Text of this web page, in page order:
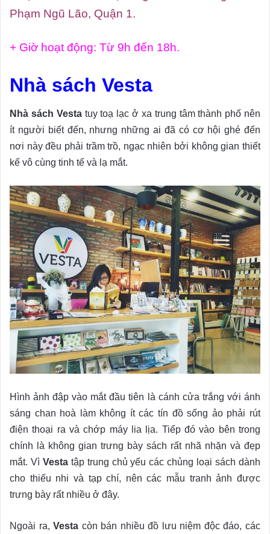
Phạm Ngũ Lão, Quận 1.
+ Giờ hoạt động: Từ 9h đến 18h.
Nhà sách Vesta
Nhà sách Vestatuy toạ lạc ở xa trung tâm thành phố nên
ít người biết đến, nhưng những ai đã có cơ hội ghé đến
nơi này đều phải trầm trồ, ngạc nhiên bởi không gian thiết
kế vô cùng tinh tế và lạ mắt.
Hình ảnh đập vào mắt đầu tiên là cánh cửa trắng với ánh
sáng chan hoà làm không ít các tín đồ sống ảo phải rút
điện thoại ra và chớp máy lia lịa. Tiếp đó vào bên trong
chính là không gian trưng bày sách rất nhã nhặn và đẹp
mắt. Vì Vestatập trung chủ yếu các chủng loại sách dành
cho thiếu nhi và tạp chí, nên các mẫu tranh ảnh được
trưng bày rất nhiều ở đây.
Ngoài ra, Vesta còn bán nhiều đồ lưu niệm độc đáo, các